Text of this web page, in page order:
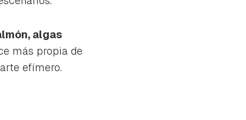
algas
más propia de
efímero.